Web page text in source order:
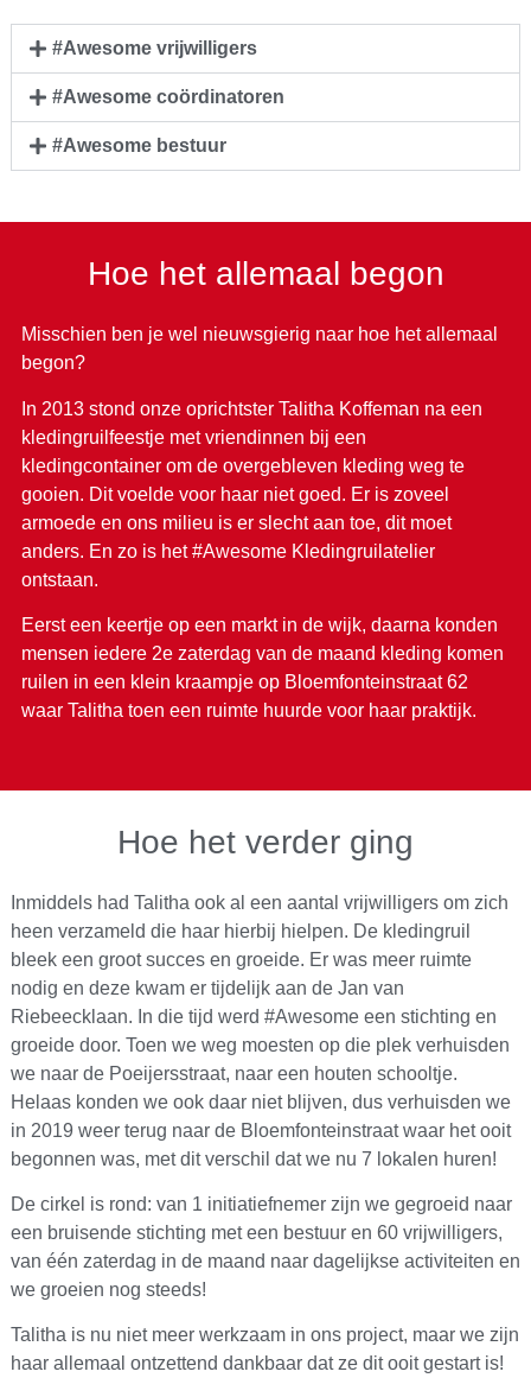
#Awesome vrijwilligers
#Awesome coördinatoren
#Awesome bestuur
Hoe het allemaal begon
Misschien ben je wel nieuwsgierig naar hoe het allemaal
begon?
In 2013 stond onze oprichtster Talitha Koffeman na een
kledingruilfeestje met vriendinnen bij een
kledingcontainer om de overgebleven kleding weg te
gooien. Dit voelde voor haar niet goed. Er is zoveel
armoede en ons milieu is er slecht aan toe, dit moet
anders. En zo is het #Awesome Kledingruilatelier
ontstaan.
Eerst een keertje op een markt in de wijk, daarna konden
mensen iedere 2e zaterdag van de maand kleding komen
ruilen in een klein kraampje op Bloemfonteinstraat 62
waar Talitha toen een ruimte huurde voor haar praktijk.
Hoe het verder ging
Inmiddels had Talitha ook al een aantal vrijwilligers om zich
heen verzameld die haar hierbij hielpen. De kledingruil
bleek een groot succes en groeide. Er was meer ruimte
nodig en deze kwam er tijdelijk aan de Jan van
Riebeecklaan. In die tijd werd #Awesome een stichting en
groeide door. Toen we weg moesten op die plek verhuisden
we naar de Poeijersstraat, naar een houten schooltje.
Helaas konden we ook daar niet blijven, dus verhuisden we
in 2019 weer terug naar de Bloemfonteinstraat waar het ooit
begonnen was, met dit verschil dat we nu 7 lokalen huren!
De cirkel is rond: van 1 initiatiefnemer zijn we gegroeid naar
een bruisende stichting met een bestuur en 60 vrijwilligers,
van één zaterdag in de maand naar dagelijkse activiteiten en
we groeien nog steeds!
Talitha is nu niet meer werkzaam in ons project, maar we zijn
haar allemaal ontzettend dankbaar dat ze dit ooit gestart is!